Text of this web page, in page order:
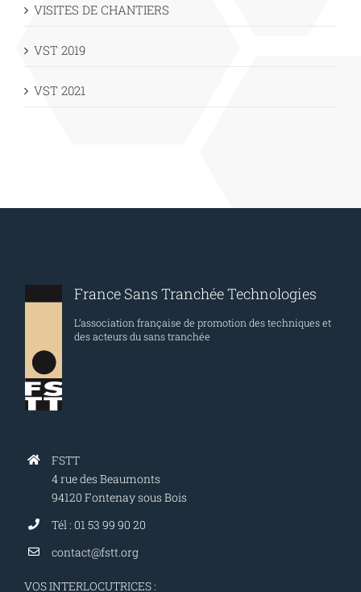
VISITES DE CHANTIERS
VST 2019
VST 2021
France Sans Tranchée Technologies
L’association française de promotion des techniques et
des acteurs du sans tranchée
FSTT
4 rue des Beaumonts
94120 Fontenay sous Bois
Tél : 01 53 99 90 20
contact@fstt.org
VOS INTERLOCUTRICES :